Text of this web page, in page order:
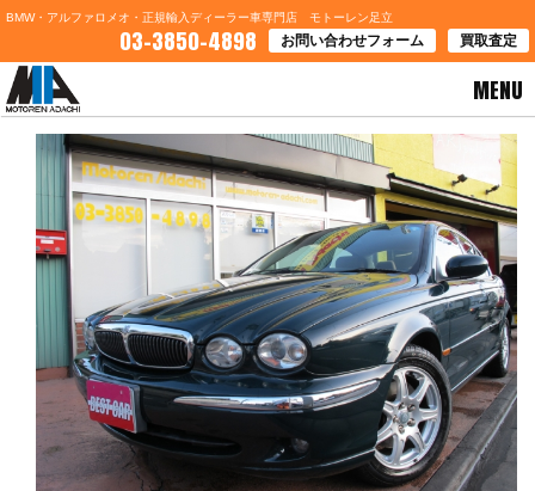
BMW・アルファロメオ・正規輸入ディーラー車専門店 モトーレン足立
03-3850-4898 お問い合わせフォーム 買取査定
MENU
HOME>ブログ一覧